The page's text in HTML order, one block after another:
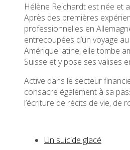
Hélène Reichardt est née et
Après des premières
professionnelles en
entrecoupées d’un voyage
Amérique latine, elle tombe
Suisse et y pose ses valises
Active dans le secteur
consacre également à sa
l’écriture de récits de vie, de
Un suicide glacé